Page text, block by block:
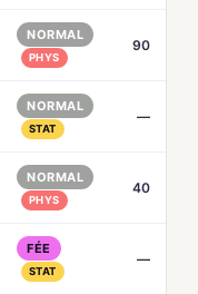
NORMAL
PHYS
90
NORMAL
STAT
—
NORMAL
PHYS
40
FÉE
STAT
—